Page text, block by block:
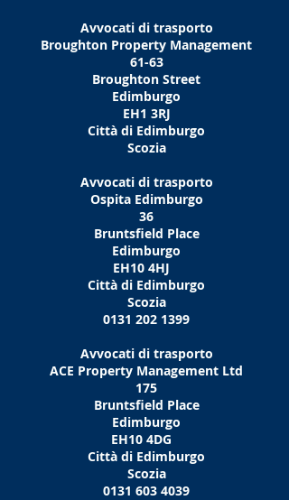
Avvocati di trasporto
Broughton Property Management
61-63
Broughton Street
Edimburgo
EH1 3RJ
Città di Edimburgo
Scozia
Avvocati di trasporto
Ospita Edimburgo
36
Bruntsfield Place
Edimburgo
EH10 4HJ
Città di Edimburgo
Scozia
0131 202 1399
Avvocati di trasporto
ACE Property Management Ltd
175
Bruntsfield Place
Edimburgo
EH10 4DG
Città di Edimburgo
Scozia
0131 603 4039